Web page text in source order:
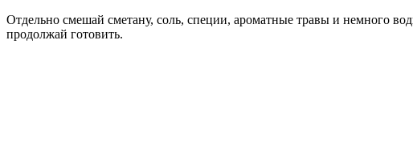
Отдельно смешай сметану, соль, специи, ароматные травы и немного
продолжай готовить.